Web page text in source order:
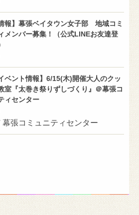
報】幕張ベイタウン女子部 地域コミ
メンバー募集！（公式LINEお友達登
ベント情報】6/15(木)開催大人のクッ
室『太巻き祭りずしづくり』＠幕張コ
ィセンター
幕張コミュニティセンター